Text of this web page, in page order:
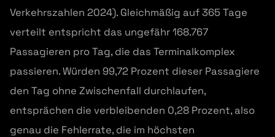
Verkehrszahlen 2024). Gleichmäßig auf 365 Tage
verteilt entspricht das ungefähr 168.767
Passagieren pro Tag, die das Terminalkomplex
passieren. Würden 99,72 Prozent dieser Passagiere
den Tag ohne Zwischenfall durchlaufen,
entsprächen die verbleibenden 0,28 Prozent, also
genau die Fehlerrate, die im höchsten